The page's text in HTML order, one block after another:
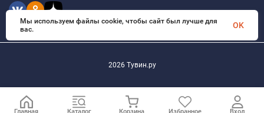
2026 Тувин.ру
Главная Каталог Корзина Избранное Вход
Мы используем файлы cookie, чтобы сайт был лучше для
вас.
OK